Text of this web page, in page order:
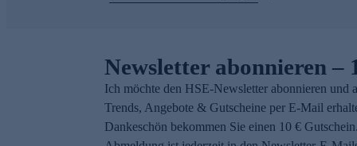
Newsletter abonnieren –
Ich möchte den HSE-Newsletter abonnieren und
Trends, Angebote & Gutscheine per E-Mail
Dankeschön bekommen Sie einen 10 €